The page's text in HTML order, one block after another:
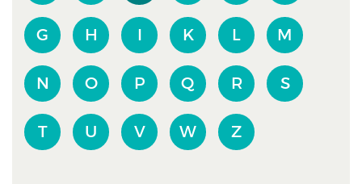
G H I K L M
N O P Q R S
T U V W Z